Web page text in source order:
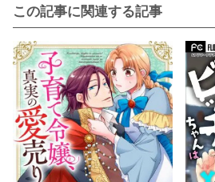
この記事に関連する記事